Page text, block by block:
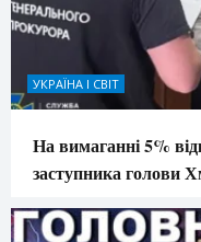
УКРАЇНА І СВІТ
На вимаганні 5%
заступника голови